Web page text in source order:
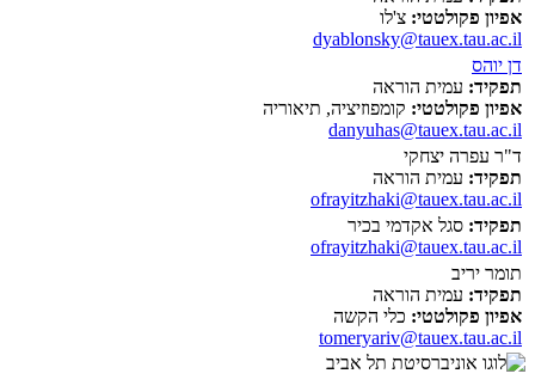
אפיון פקולטטי: צ'לו
dyablonsky@tauex.tau.ac.il
דן יוהס
תפקיד: עמית הוראה
אפיון פקולטטי: קומפוזיציה, תיאוריה
danyuhas@tauex.tau.ac.il
ד"ר עפרה יצחקי
תפקיד: עמית הוראה
ofrayitzhaki@tauex.tau.ac.il
תפקיד: סגל אקדמי בכיר
ofrayitzhaki@tauex.tau.ac.il
תומר יריב
תפקיד: עמית הוראה
אפיון פקולטטי: כלי הקשה
tomeryariv@tauex.tau.ac.il